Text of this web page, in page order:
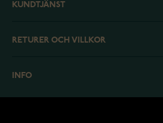
KUNDTJÄNST
RETURER OCH VILLKOR
INFO